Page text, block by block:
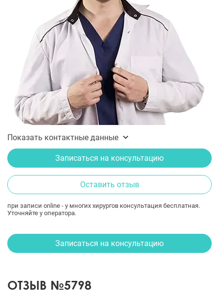
Показать контактные данные
Записаться на консультацию
Оставить отзыв
при записи online - у многих хирургов консультация бесплатная.
Уточняйте у оператора.
Записаться на консультацию
ОТЗЫВ №5798